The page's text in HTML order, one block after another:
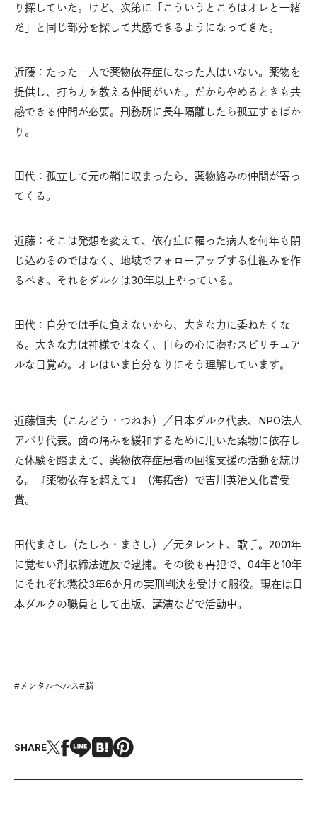
り探していた。けど、次第に「こういうところはオレと一緒
だ」と同じ部分を探して共感できるようになってきた。
近藤：たった一人で薬物依存症になった人はいない。薬物を
提供し、打ち方を教える仲間がいた。だからやめるときも共
感できる仲間が必要。刑務所に長年隔離したら孤立するばか
り。
田代：孤立して元の鞘に収まったら、薬物絡みの仲間が寄っ
てくる。
近藤：そこは発想を変えて、依存症に罹った病人を何年も閉
じ込めるのではなく、地域でフォローアップする仕組みを作
るべき。それをダルクは30年以上やっている。
田代：自分では手に負えないから、大きな力に委ねたくな
る。大きな力は神様ではなく、自らの心に潜むスピリチュア
ルな目覚め。オレはいま自分なりにそう理解しています。
近藤恒夫（こんどう・つねお）／日本ダルク代表、NPO法人
アパリ代表。歯の痛みを緩和するために用いた薬物に依存し
た体験を踏まえて、薬物依存症患者の回復支援の活動を続け
る。『薬物依存を超えて』（海拓舎）で吉川英治文化賞受
賞。
田代まさし（たしろ・まさし）／元タレント、歌手。2001年
に覚せい剤取締法違反で逮捕。その後も再犯で、04年と10年
にそれぞれ懲役3年6か月の実刑判決を受けて服役。現在は日
本ダルクの職員として出版、講演などで活動中。
#メンタルヘルス#脳
SHARE